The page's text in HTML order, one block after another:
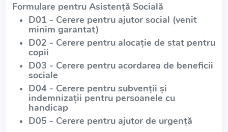
Formulare pentru Asistență Socială
D01 - Cerere pentru ajutor social (venit
minim garantat)
D02 - Cerere pentru alocație de stat pentru
copii
D03 - Cerere pentru acordarea de beneficii
sociale
D04 - Cerere pentru subvenții și
indemnizații pentru persoanele cu
handicap
D05 - Cerere pentru ajutor de urgență